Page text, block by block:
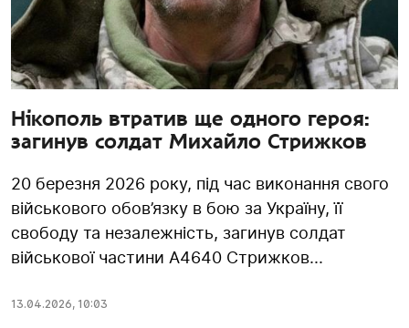
Нікополь втратив ще одного героя:
загинув солдат Михайло Стрижков
20 березня 2026 року, під час виконання свого
військового обов’язку в бою за Україну, її
свободу та незалежність, загинув солдат
військової частини А4640 Стрижков...
13.04.2026, 10:03